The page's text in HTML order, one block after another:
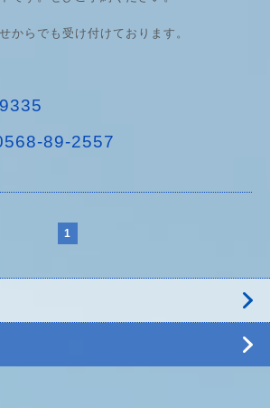
からでも受け付けております。
89-2557
1